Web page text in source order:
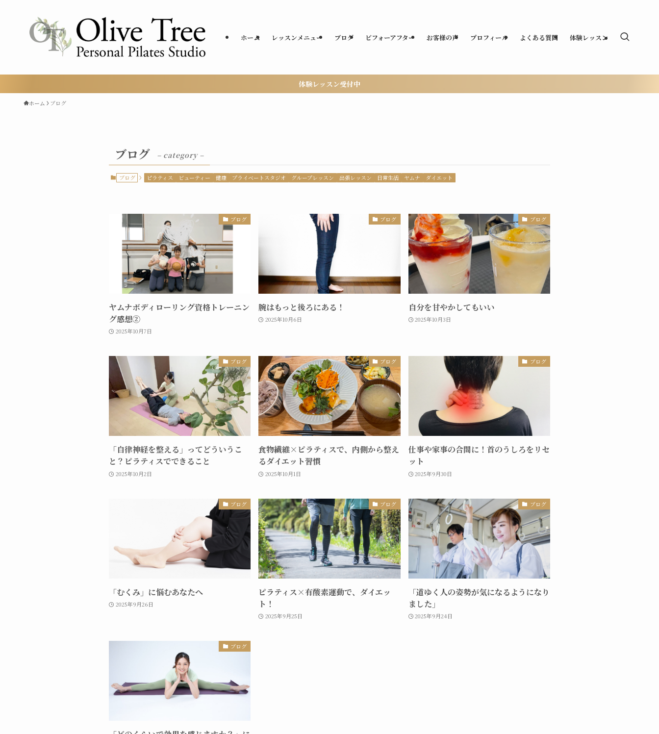
ホーム レッスンメニュー ブログ ビフォーアフター お客様の声 プロフィール よくある質問 体験レッスン
体験レッスン受付中
ホーム ブログ
ブログ – category –
ブログ ピラティス ビューティー 健康 プライベートスタジオ グループレッスン 出張レッスン 日常生活 ヤムナ ダイエット
ブログ
ヤムナボディローリング資格トレーニン
グ感想②
2025年10月7日
ブログ
腕はもっと後ろにある！
2025年10月6日
ブログ
自分を甘やかしてもいい
2025年10月3日
ブログ
「自律神経を整える」ってどういうこ
と？ピラティスでできること
2025年10月2日
ブログ
食物繊維×ピラティスで、内側から整え
るダイエット習慣
2025年10月1日
ブログ
仕事や家事の合間に！首のうしろをリセ
ット
2025年9月30日
ブログ
「むくみ」に悩むあなたへ
2025年9月26日
ブログ
ピラティス×有酸素運動で、ダイエッ
ト！
2025年9月25日
ブログ
「道ゆく人の姿勢が気になるようになり
ました」
2025年9月24日
ブログ